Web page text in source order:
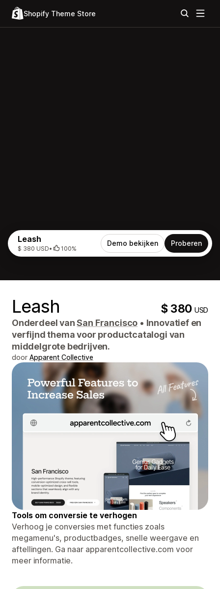
Shopify Theme Store
Leash
$ 380 USD• 100%
Demo bekijken Proberen
Leash $ 380USD
Onderdeel vanSan Francisco • Innovatief en
verfijnd thema voor productcatalogi van
middelgrote bedrijven.
door Apparent Collective
Tools om conversie te verhogen
Verhoog je conversies met functies zoals
megamenu's, productbadges, snelle weergave en
aftellingen. Ga naar apparentcollective.com voor
meer informatie.